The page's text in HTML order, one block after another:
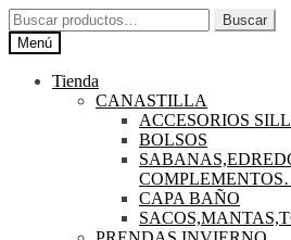
Ir
a
la
navegación
Ir
al
contenido
Buscar
por:
Buscar
Menú
Tienda
CANASTILLA
ACCESORIOS
BOLSOS
CAPA BAÑO